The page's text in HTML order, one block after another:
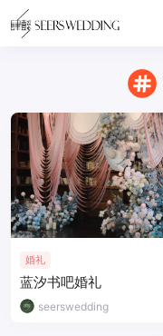
婚礼
蓝汐书吧婚礼
seerswedding